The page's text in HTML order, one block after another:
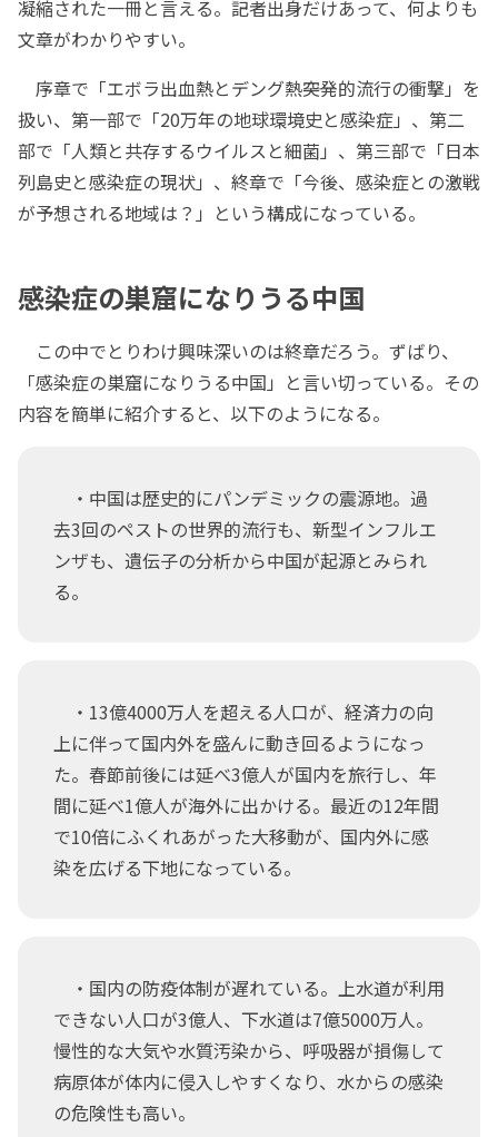
凝縮された一冊と言える。記者出身だけあって、何よりも
文章がわかりやすい。
序章で「エボラ出血熱とデング熱――突発的流行の衝撃」を
扱い、第一部で「20万年の地球環境史と感染症」、第二
部で「人類と共存するウイルスと細菌」、第三部で「日本
列島史と感染症の現状」、終章で「今後、感染症との激戦
が予想される地域は？」という構成になっている。
感染症の巣窟になりうる中国
この中でとりわけ興味深いのは終章だろう。ずばり、
「感染症の巣窟になりうる中国」と言い切っている。その
内容を簡単に紹介すると、以下のようになる。
・中国は歴史的にパンデミックの震源地。過
去3回のペストの世界的流行も、新型インフルエ
ンザも、遺伝子の分析から中国が起源とみられ
る。
・13億4000万人を超える人口が、経済力の向
上に伴って国内外を盛んに動き回るようになっ
た。春節前後には延べ3億人が国内を旅行し、年
間に延べ1億人が海外に出かける。最近の12年間
で10倍にふくれあがった大移動が、国内外に感
染を広げる下地になっている。
・国内の防疫体制が遅れている。上水道が利用
できない人口が3億人、下水道は7億5000万人。
慢性的な大気や水質汚染から、呼吸器が損傷して
病原体が体内に侵入しやすくなり、水からの感染
の危険性も高い。